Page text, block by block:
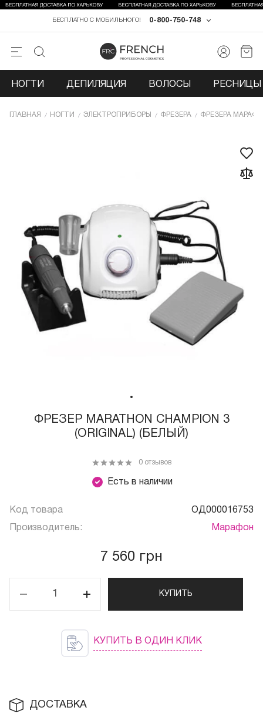
0-800-750-748
БЕСПЛАТНО С МОБИЛЬНОГО!
НОГТИ ДЕПИЛЯЦИЯ ВОЛОСЫ РЕСНИЦЫ
ГЛАВНАЯ НОГТИ ЭЛЕКТРОПРИБОРЫ ФРЕЗЕРА ФРЕЗЕРА
ФРЕЗЕР MARATHON CHAMPION 3
(ORIGINAL) (БЕЛЫЙ)
Есть в наличии
0 отзывов
Код товара ОД000016753
Производитель: Марафон
7 560 грн
КУПИТЬ
КУПИТЬ В ОДИН КЛИК
ДОСТАВКА